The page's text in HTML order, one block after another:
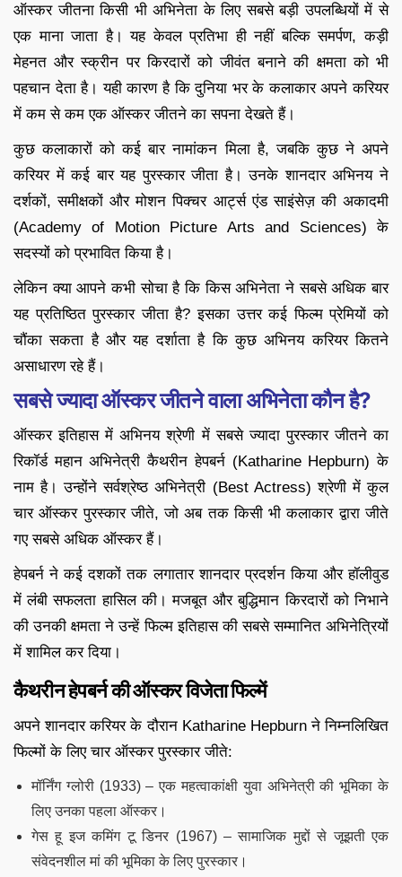
ऑस्कर जीतना किसी भी अभिनेता के लिए सबसे बड़ी उपलब्धियों में से
एक माना जाता है। यह केवल प्रतिभा ही नहीं बल्कि समर्पण, कड़ी
मेहनत और स्क्रीन पर किरदारों को जीवंत बनाने की क्षमता को भी
पहचान देता है। यही कारण है कि दुनिया भर के कलाकार अपने करियर
में कम से कम एक ऑस्कर जीतने का सपना देखते हैं।
कुछ कलाकारों को कई बार नामांकन मिला है, जबकि कुछ ने अपने
करियर में कई बार यह पुरस्कार जीता है। उनके शानदार अभिनय ने
दर्शकों, समीक्षकों और मोशन पिक्चर आर्ट्स एंड साइंसेज़ की अकादमी
(Academy of Motion Picture Arts and Sciences) के
सदस्यों को प्रभावित किया है।
लेकिन क्या आपने कभी सोचा है कि किस अभिनेता ने सबसे अधिक बार
यह प्रतिष्ठित पुरस्कार जीता है? इसका उत्तर कई फिल्म प्रेमियों को
चौंका सकता है और यह दर्शाता है कि कुछ अभिनय करियर कितने
असाधारण रहे हैं।
सबसे ज्यादा ऑस्कर जीतने वाला अभिनेता कौन है?
ऑस्कर इतिहास में अभिनय श्रेणी में सबसे ज्यादा पुरस्कार जीतने का
रिकॉर्ड महान अभिनेत्री कैथरीन हेपबर्न (Katharine Hepburn) के
नाम है। उन्होंने सर्वश्रेष्ठ अभिनेत्री (Best Actress) श्रेणी में कुल
चार ऑस्कर पुरस्कार जीते, जो अब तक किसी भी कलाकार द्वारा जीते
गए सबसे अधिक ऑस्कर हैं।
हेपबर्न ने कई दशकों तक लगातार शानदार प्रदर्शन किया और हॉलीवुड
में लंबी सफलता हासिल की। मजबूत और बुद्धिमान किरदारों को निभाने
की उनकी क्षमता ने उन्हें फिल्म इतिहास की सबसे सम्मानित अभिनेत्रियों
में शामिल कर दिया।
कैथरीन हेपबर्न की ऑस्कर विजेता फिल्में
अपने शानदार करियर के दौरान Katharine Hepburn ने निम्नलिखित
फिल्मों के लिए चार ऑस्कर पुरस्कार जीते:
मॉर्निंग ग्लोरी (1933) – एक महत्वाकांक्षी युवा अभिनेत्री की भूमिका के
लिए उनका पहला ऑस्कर।
गेस हू इज कमिंग टू डिनर (1967) – सामाजिक मुद्दों से जूझती एक
संवेदनशील मां की भूमिका के लिए पुरस्कार।